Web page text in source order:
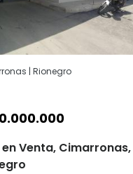
| Rionegro
Venta, Cimarronas,